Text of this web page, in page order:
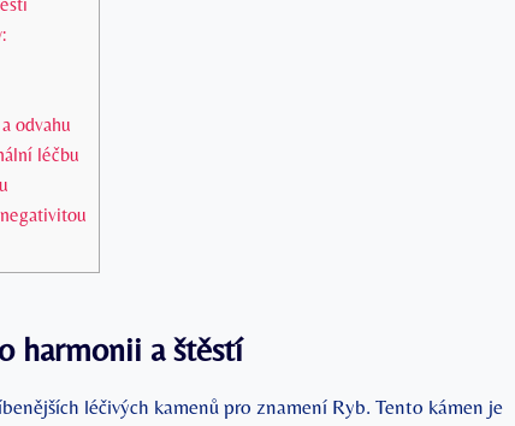
odvahu
léčbu
harmonii a štěstí
léčivých kamenů pro znamení Ryb. Tento kámen je